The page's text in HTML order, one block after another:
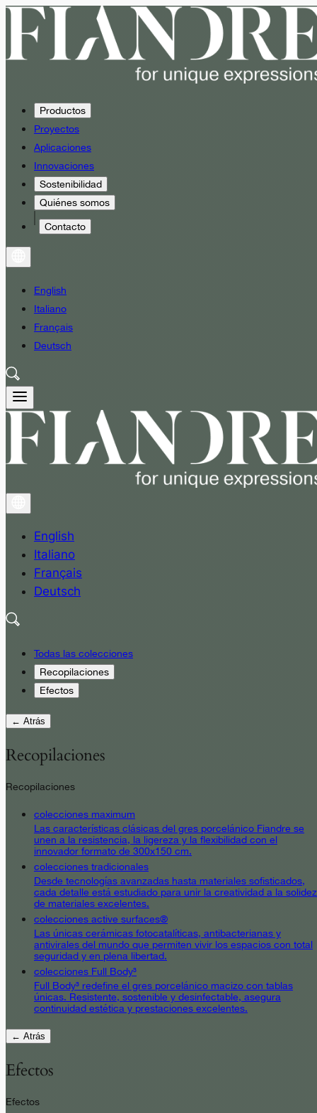
Productos
Proyectos
Aplicaciones
Innovaciones
Sostenibilidad
Quiénes somos
Contacto
English
Italiano
Français
Deutsch
English
Italiano
Français
Deutsch
Todas las colecciones
Recopilaciones
Efectos
← Atrás
Recopilaciones
Recopilaciones
colecciones maximum
Las características clásicas del gres porcelánico Fiandre se
unen a la resistencia, la ligereza y la flexibilidad con el
innovador formato de 300x150 cm.
colecciones tradicionales
Desde tecnologías avanzadas hasta materiales sofisticados,
cada detalle está estudiado para unir la creatividad a la solidez
de materiales excelentes.
colecciones active surfaces®
Las únicas cerámicas fotocatalíticas, antibacterianas y
antivirales del mundo que permiten vivir los espacios con total
seguridad y en plena libertad.
colecciones Full Body³
Full Body³ redefine el gres porcelánico macizo con tablas
únicas. Resistente, sostenible y desinfectable, asegura
continuidad estética y prestaciones excelentes.
← Atrás
Efectos
Efectos